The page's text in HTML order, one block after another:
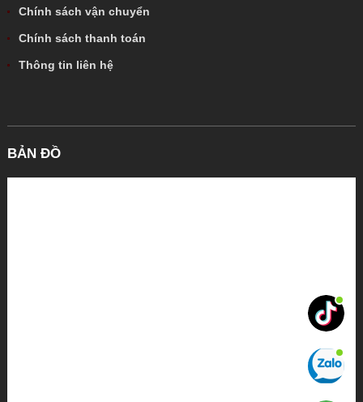
Chính sách vận chuyển
Chính sách thanh toán
Thông tin liên hệ
BẢN ĐỒ